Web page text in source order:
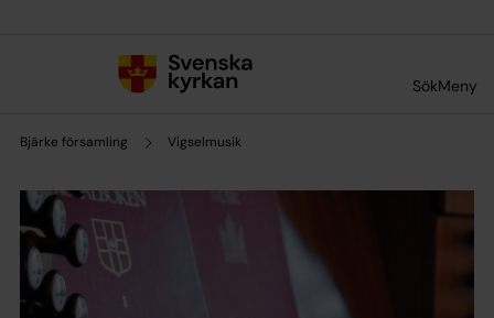
SökMeny
Bjärke församling Vigselmusik